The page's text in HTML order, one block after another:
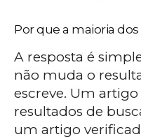
Por que a maioria
A resposta é
não muda o
escreve. Um
resultados de
um artigo